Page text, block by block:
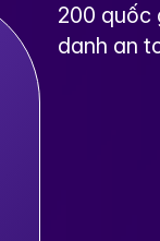
200 quốc
danh an